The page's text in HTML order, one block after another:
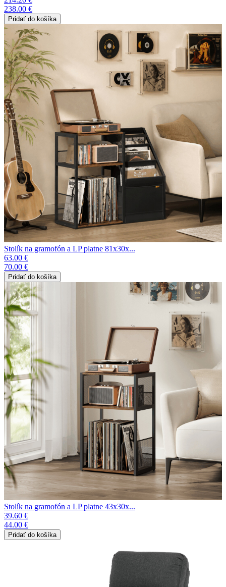
238.00 €
Stolík na gramofón a LP platne 81x30x...
63.00 €
70.00 €
Stolík na gramofón a LP platne 43x30x...
39.60 €
44.00 €